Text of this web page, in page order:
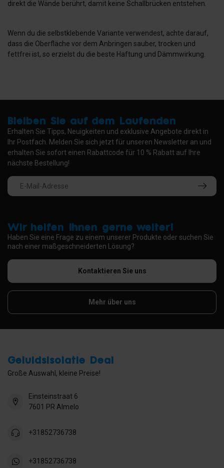
direkt die Wände berührt, damit keine Schallbrücken entstehen.
Wenn du die selbstklebende Variante verwendest, achte darauf,
dass die Oberfläche vor dem Anbringen sauber, trocken und
fettfrei ist, so erzielst du die beste Haftung und Dämmwirkung.
Wir helfen Ihnen gerne weiter!
Haben Sie eine Frage zu einem unserer Produkte oder suchen Sie
nach einer maßgeschneiderten Lösung?
Kontaktieren Sie uns
Mehr über uns
Bleiben Sie auf dem Laufenden
Erhalten Sie Tipps, Neuigkeiten und exklusive Angebote direkt in
Ihr Postfach. Melden Sie sich jetzt für unseren Newsletter an und
erhalten Sie sofort einen Rabattcode für 10 % Rabatt auf Ihre
nächste Bestellung!
Geluidsisolatie Deal
Große Auswahl, kleine Preise!
Einsteinstraat 6
7601 PR Almelo
+31852736738
+31852736738